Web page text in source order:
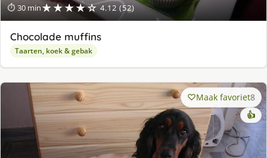
⏱ 30 min★★★★☆ 4.12 (52)
Chocolade muffins
Taarten, koek & gebak
Maak favoriet8
👍